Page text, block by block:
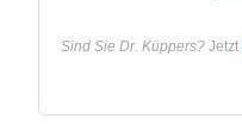
Sind Sie Dr. Küppers? Jetzt